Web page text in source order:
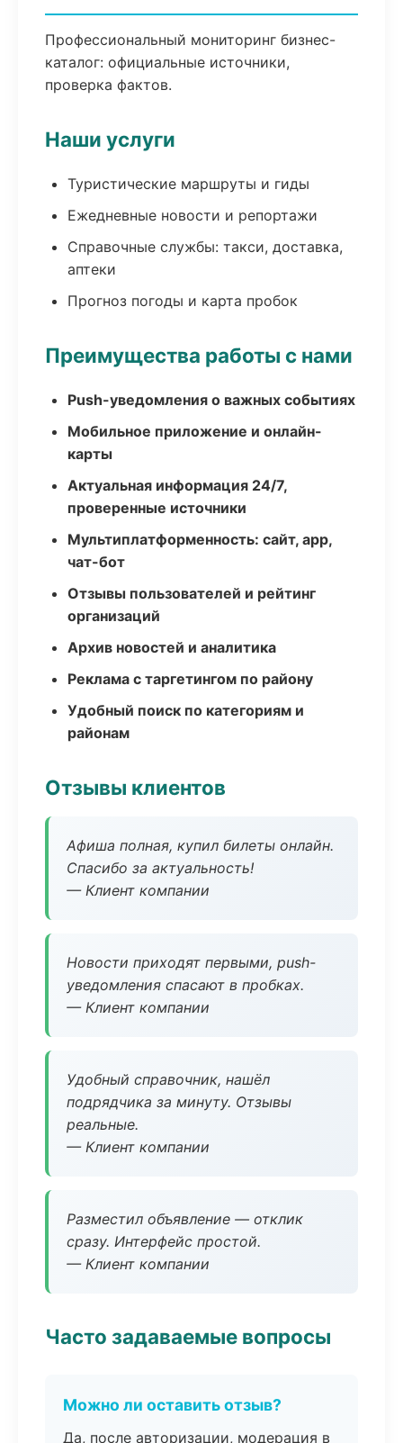
Профессиональный мониторинг бизнес-
каталог: официальные источники,
проверка фактов.
Наши услуги
Туристические маршруты и гиды
Ежедневные новости и репортажи
Справочные службы: такси, доставка,
аптеки
Прогноз погоды и карта пробок
Преимущества работы с нами
Push-уведомления о важных событиях
Мобильное приложение и онлайн-
карты
Актуальная информация 24/7,
проверенные источники
Мультиплатформенность: сайт, app,
чат-бот
Отзывы пользователей и рейтинг
организаций
Архив новостей и аналитика
Реклама с таргетингом по району
Удобный поиск по категориям и
районам
Отзывы клиентов
Афиша полная, купил билеты онлайн.
Спасибо за актуальность!
— Клиент компании
Новости приходят первыми, push-
уведомления спасают в пробках.
— Клиент компании
Удобный справочник, нашёл
подрядчика за минуту. Отзывы
реальные.
— Клиент компании
Разместил объявление — отклик
сразу. Интерфейс простой.
— Клиент компании
Часто задаваемые вопросы
Можно ли оставить отзыв?
Да, после авторизации, модерация в